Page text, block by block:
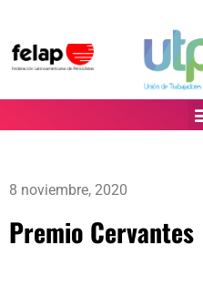
8 noviembre, 2020
Premio Cervantes